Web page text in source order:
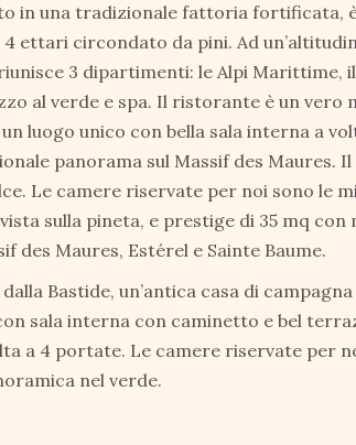
in una tradizionale fattoria fortificata, è
ettari circondato da pini. Ad
3 dipartimenti: le Alpi Marittime, il
al verde e spa. Il ristorante è un vero
luogo unico con bella sala interna a
panorama sul Massif des Maures.
Le camere riservate per noi sono le
sulla pineta, e prestige di 35 mq
des Maures, Estérel e Sainte Baume.
Bastide, un’antica casa di
sala interna con caminetto e bel
a 4 portate. Le camere riservate per
nel verde.